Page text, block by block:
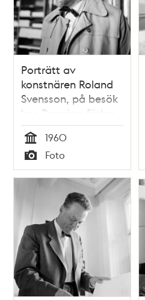
Porträtt av
konstnären Roland
Svensson, på besök
hos Bonniers förlag,
Sveavägen 56
Tid
1960
Typ
Foto